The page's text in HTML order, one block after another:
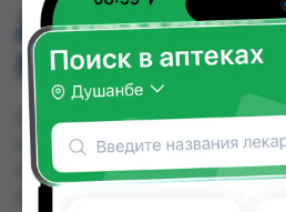
ДИБАЗОЛ
№10
ДИБАЗОЛ АМП 1% 1МЛ №10
заказать в аптеках,
Абубакри Карим,